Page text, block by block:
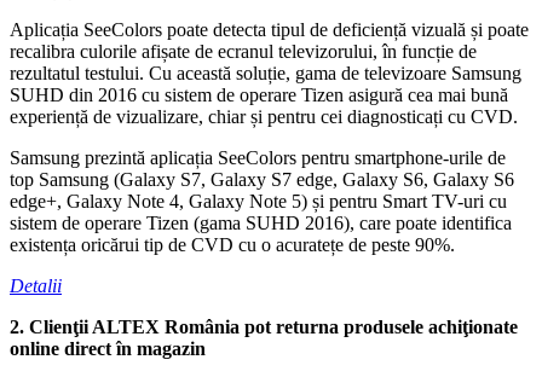
Aplicația SeeColors poate detecta tipul de deficiență vizuală și poate
recalibra culorile afișate de ecranul televizorului, în funcție de
rezultatul testului. Cu această soluție, gama de televizoare Samsung
SUHD din 2016 cu sistem de operare Tizen asigură cea mai bună
experiență de vizualizare, chiar și pentru cei diagnosticați cu CVD.
Samsung prezintă aplicația SeeColors pentru smartphone-urile de
top Samsung (Galaxy S7, Galaxy S7 edge, Galaxy S6, Galaxy S6
edge+, Galaxy Note 4, Galaxy Note 5) și pentru Smart TV-uri cu
sistem de operare Tizen (gama SUHD 2016), care poate identifica
existența oricărui tip de CVD cu o acuratețe de peste 90%.
Detalii
2. Clienţii ALTEX România pot returna produsele achiţionate
online direct în magazin